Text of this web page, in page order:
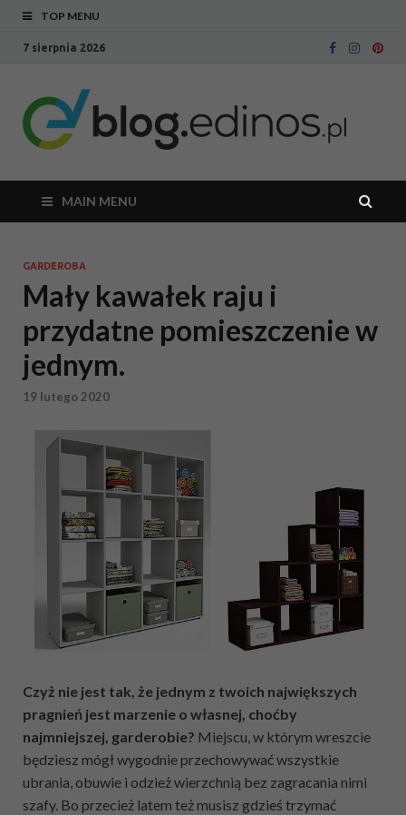
TOP MENU
7 sierpnia 2026
Edinos
MAIN MENU
GARDEROBA
Mały kawałek raju i
przydatne pomieszczenie w
jednym.
19 lutego 2020
Czyż nie jest tak, że jednym z twoich największych
pragnień jest marzenie o własnej, choćby
najmniejszej, garderobie? Miejscu, w którym wreszcie
będziesz mógł wygodnie przechowywać wszystkie
ubrania, obuwie i odzież wierzchnią bez zagracania nimi
szafy. Bo przecież latem też musisz gdzieś trzymać